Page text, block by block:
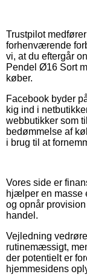
Trustpilot
forhenværende
vi, at du eftergår
Pendel Ø16 Sort
køber.
Facebook byder
kig ind i
webbutikker som
bedømmelse af
i brug til at
Vores side er
hjælper en masse
og opnår
handel.
Vejledning
rutinemæssigt,
der potentielt er
hjemmesidens